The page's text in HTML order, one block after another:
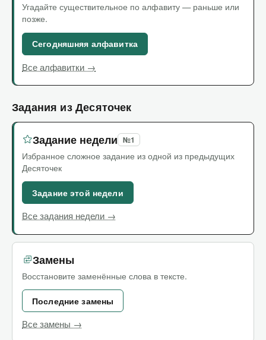
Угадайте существительное по алфавиту — раньше или
позже.
Сегодняшняя алфавитка
Все алфавитки →
Задания из Десяточек
Задание недели №1
Избранное сложное задание из одной из предыдущих
Десяточек
Задание этой недели
Все задания недели →
Замены
Восстановите заменённые слова в тексте.
Последние замены
Все замены →